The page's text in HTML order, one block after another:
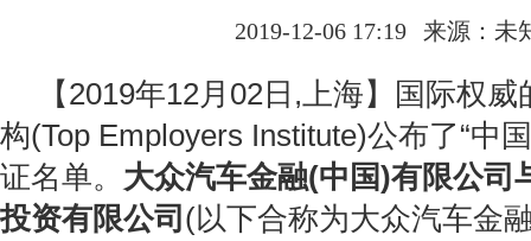
2019-12-06 17:19 来源：未
【2019年12月02日,上海】国际权
构(Top Employers Institute)公布了“中
证名单。 大众汽车金融(中国)有限公司
投资有限公司 (以下合称为大众汽车金